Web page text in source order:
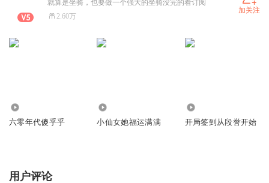
就算是坐骑，也要做一个强大的坐骑没完的看订阅
2.60万
加关注
六零年代傻乎乎 小仙女她福运满满 开局签到从段誉开始
用户评论